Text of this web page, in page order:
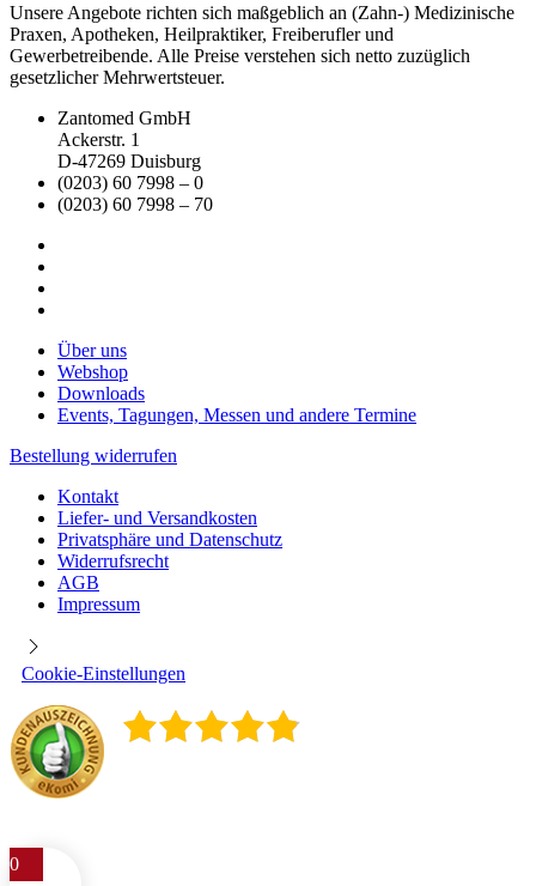
Unsere Angebote richten sich maßgeblich an (Zahn-) Medizinische
Praxen, Apotheken, Heilpraktiker, Freiberufler und
Gewerbetreibende. Alle Preise verstehen sich netto zuzüglich
gesetzlicher Mehrwertsteuer.
Zantomed GmbH
Ackerstr. 1
D-47269 Duisburg
(0203) 60 7998 – 0
(0203) 60 7998 – 70
Über uns
Webshop
Downloads
Events, Tagungen, Messen und andere Termine
Bestellung widerrufen
Kontakt
Liefer- und Versandkosten
Privatsphäre und Datenschutz
Widerrufsrecht
AGB
Impressum
Cookie-Einstellungen
0